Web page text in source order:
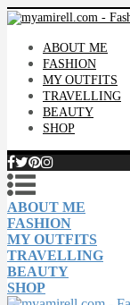
ABOUT ME
FASHION
MY OUTFITS
TRAVELLING
BEAUTY
SHOP
ABOUT ME
FASHION
MY OUTFITS
TRAVELLING
BEAUTY
SHOP